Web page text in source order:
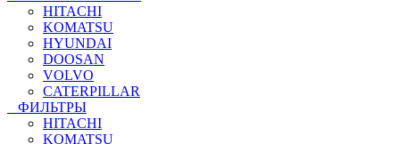
HITACHI
KOMATSU
HYUNDAI
DOOSAN
VOLVO
CATERPILLAR
ФИЛЬТРЫ
HITACHI
KOMATSU